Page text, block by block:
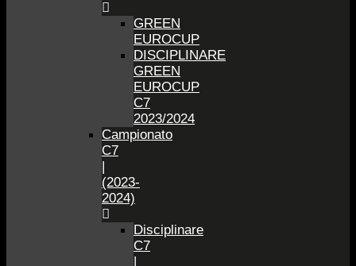
GREEN
EUROCUP
DISCIPLINARE
GREEN
EUROCUP
C7
2023/2024
Campionato
C7
|
(2023-
2024)
Disciplinare
C7
|